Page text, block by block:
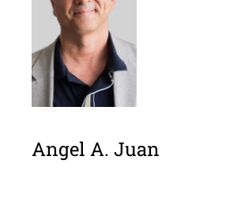
Angel A. Juan